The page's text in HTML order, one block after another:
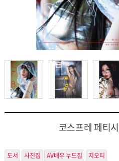
코스프레 페티
도서 사진집 AV배우 누드집 지오티